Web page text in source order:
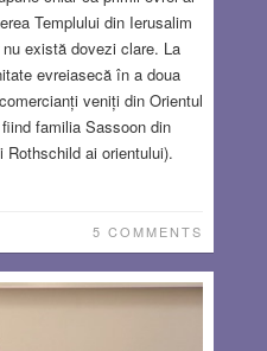
Templului din Ierusalim
există dovezi clare. La
evreiasecă în a doua
veniți din Orientul
familia Sassoon din
Rothschild ai orientului).
5 COMMENTS